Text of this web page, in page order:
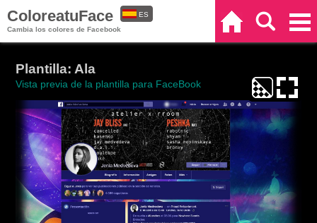
ColoreatuFace
Cambia los colores de Facebook
ES
Plantilla: Ala
Vista previa de la plantilla para FaceBook